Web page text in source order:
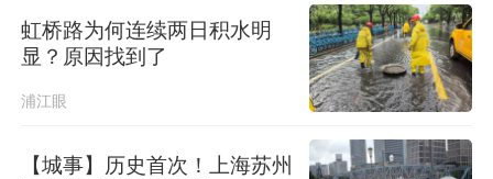
虹桥路为何连续两日积水明
显？原因找到了
浦江眼
【城事】历史首次！上海苏州